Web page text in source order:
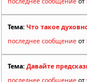
Тема: Что такое
последнее сообщение от
Тема: Давайте